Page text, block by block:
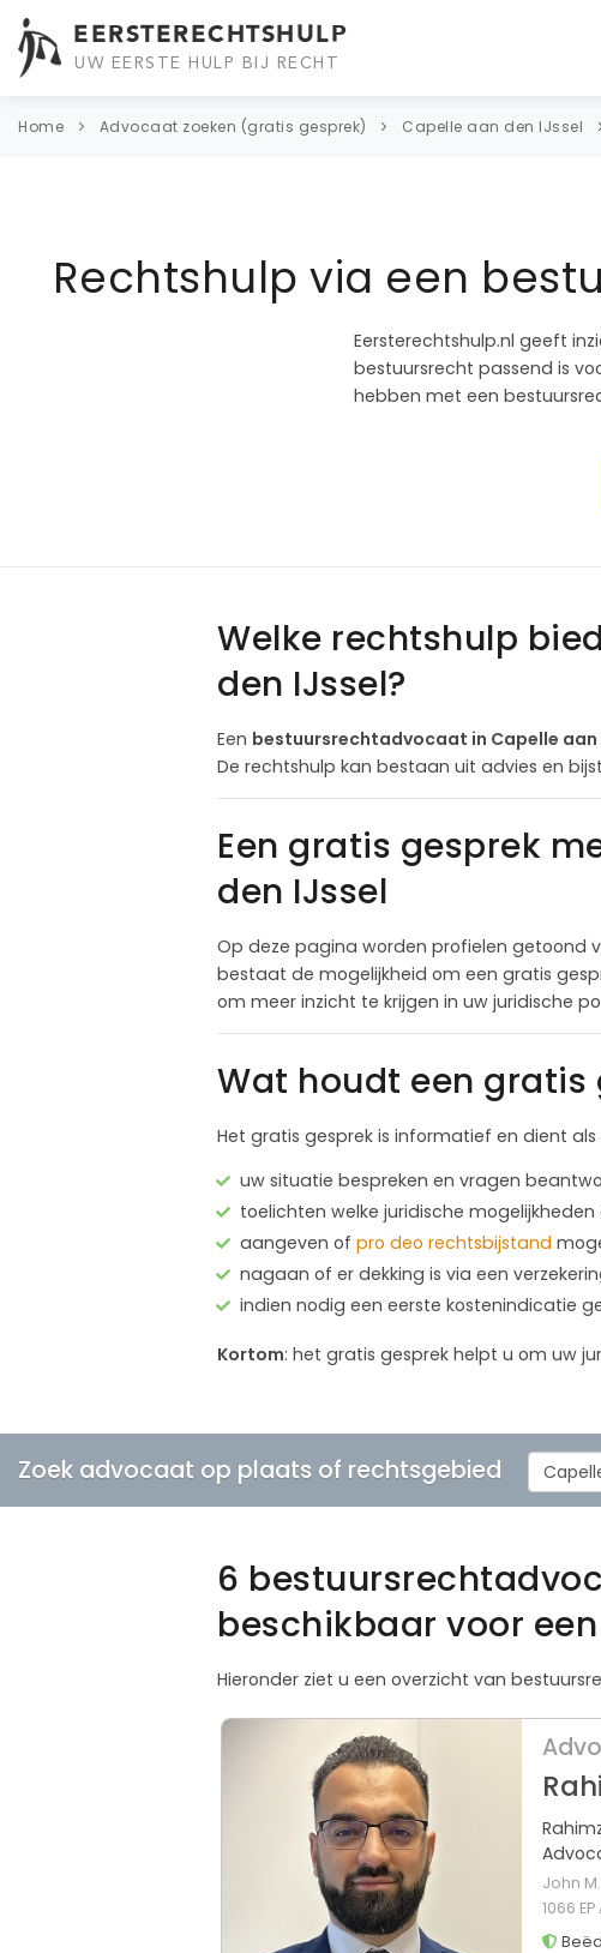
EERSTERECHTSHULP
UW EERSTE HULP BIJ RECHT
Home Advocaat zoeken (gratis gesprek) Capelle aan den IJssel
Rechtshulp via een
Eersterechtshulp.nl geeft
bestuursrecht passend is
hebben met een
Welke rechtshulp
den IJssel?
Een bestuursrechtadvocaat in Capelle aan
De rechtshulp kan bestaan uit advies en
Een gratis gesprek
den IJssel
Op deze pagina worden profielen getoond
bestaat de mogelijkheid om een gratis
om meer inzicht te krijgen in uw juridische
Wat houdt een
Het gratis gesprek is informatief en dient
uw situatie bespreken en vragen
toelichten welke juridische mogelijkheden
aangeven of pro deo rechtsbijstand
nagaan of er dekking is via een
indien nodig een eerste kostenindicatie
Kortom: het gratis gesprek helpt u om uw
Zoek advocaat op plaats of rechtsgebied
6
beschikbaar voor
Hieronder ziet u een overzicht van
John
1066